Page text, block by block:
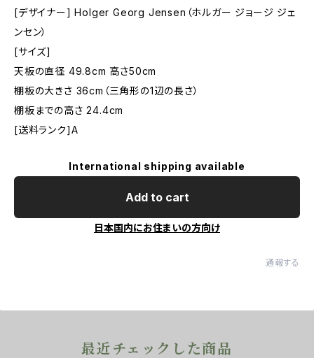
[デザイナー] Holger Georg Jensen（ホルガー ジョージ ジェ
ンセン）
[サイズ]
天板の直径 49.8cm 高さ50cm
棚板の大きさ 36cm（三角形の1辺の長さ）
棚板までの高さ 24.4cm
[送料ランク]A
International shipping available
Add to cart
日本国内にお住まいの方向け
通報する
最近チェックした商品